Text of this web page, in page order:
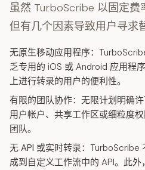
虽然 TurboScribe 以固定费
但有几个因素导致用户寻求
无原生移动应用程序：
乏专用的 iOS 或 Android 应用程
上进行转录的用户的便利性。
有限的团队协作： 无限计划明确
用户帐户、共享工作区或细粒度
团队。
无 API 或实时转录： TurboScribe
成到自定义工作流中的 API。此